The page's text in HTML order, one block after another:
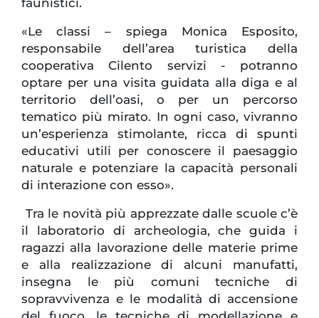
faunistici.
«Le classi – spiega Monica Esposito,
responsabile dell’area turistica della
cooperativa Cilento servizi - potranno
optare per una visita guidata alla diga e al
territorio dell’oasi, o per un percorso
tematico più mirato. In ogni caso, vivranno
un’esperienza stimolante, ricca di spunti
educativi utili per conoscere il paesaggio
naturale e potenziare la capacità personali
di interazione con esso».
Tra le novità più apprezzate dalle scuole c’è
il laboratorio di archeologia, che guida i
ragazzi alla lavorazione delle materie prime
e alla realizzazione di alcuni manufatti,
insegna le più comuni tecniche di
sopravvivenza e le modalità di accensione